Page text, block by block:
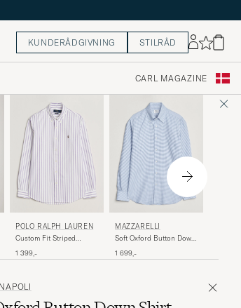
KUNDERÅDGIVNING STILRÅD
CARL MAGAZINE
POLO RALPH LAUREN
Custom Fit Striped
1 399,-
MAZZARELLI
Soft Oxford Button Down
1 699,-